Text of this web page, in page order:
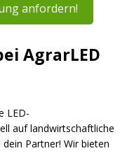
anfordern!
AgrarLED
LED-
auf landwirtschaftliche
Partner! Wir bieten